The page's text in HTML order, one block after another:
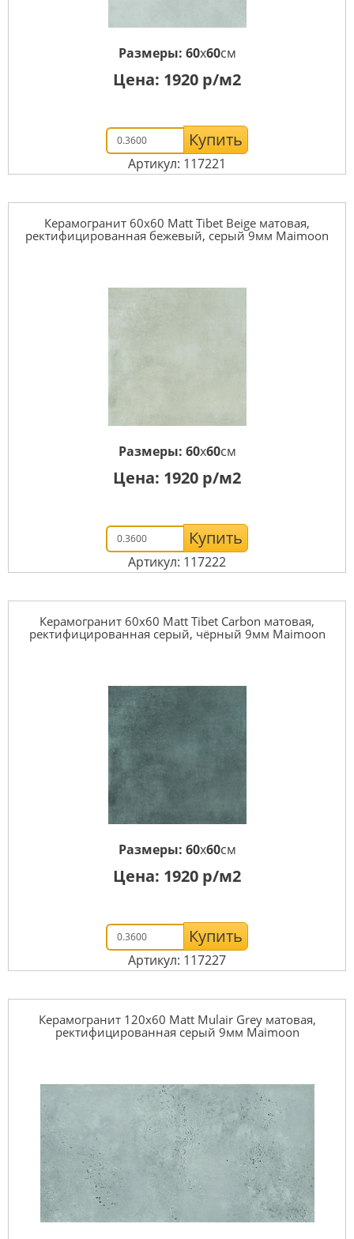
Размеры: 60x60см
Цена: 1920 р/м2
Купить
Артикул: 117221
Керамогранит 60x60 Matt Tibet Beige матовая,
ректифицированная бежевый, серый 9мм Maimoon
Размеры: 60x60см
Цена: 1920 р/м2
Купить
Артикул: 117222
Керамогранит 60x60 Matt Tibet Carbon матовая,
ректифицированная серый, чёрный 9мм Maimoon
Размеры: 60x60см
Цена: 1920 р/м2
Купить
Артикул: 117227
Керамогранит 120x60 Matt Mulair Grey матовая,
ректифицированная серый 9мм Maimoon